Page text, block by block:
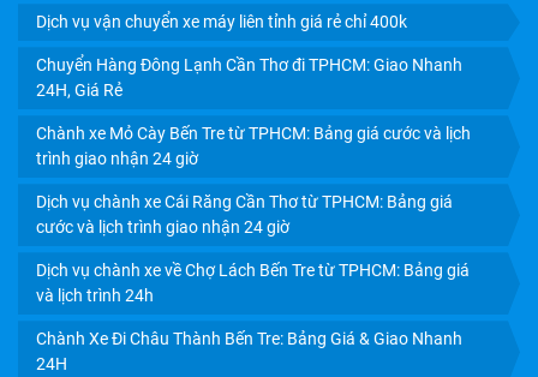
CHÀNH XE CÀ MAU UY TÍN: CƯỚC RẺ, GIAO NHẬN TẬN
Dịch vụ vận chuyển xe máy liên tỉnh giá rẻ chỉ 400k
Chuyển Hàng Đông Lạnh Cần Thơ đi TPHCM: Giao Nhanh
24H, Giá Rẻ
Chành xe Mỏ Cày Bến Tre từ TPHCM: Bảng giá cước và lịch
trình giao nhận 24 giờ
Dịch vụ chành xe Cái Răng Cần Thơ từ TPHCM: Bảng giá
cước và lịch trình giao nhận 24 giờ
Dịch vụ chành xe về Chợ Lách Bến Tre từ TPHCM: Bảng giá
và lịch trình 24h
Chành Xe Đi Châu Thành Bến Tre: Bảng Giá & Giao Nhanh
24H